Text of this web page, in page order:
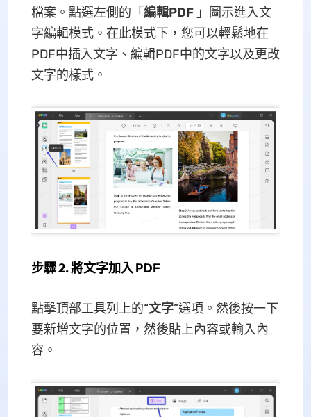
檔案。點選左側的「 編輯PDF」圖示進入文
字編輯模式。在此模式下，您可以輕鬆地在
PDF中插入文字、編輯PDF中的文字以及更改
文字的樣式。
步驟 2. 將文字加入 PDF
點擊頂部工具列上的“文字”選項。然後按一下
要新增文字的位置，然後貼上內容或輸入內
容。